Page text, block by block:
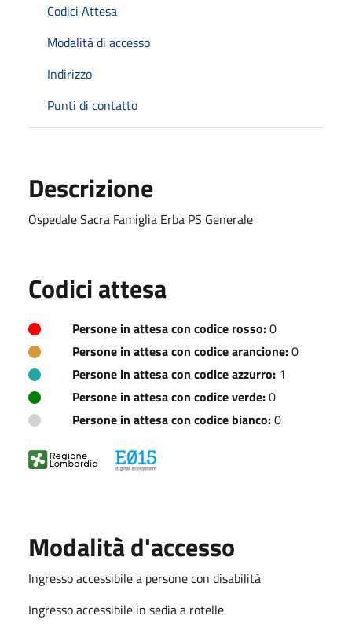
Codici Attesa
Modalità di accesso
Indirizzo
Punti di contatto
Descrizione
Ospedale Sacra Famiglia Erba PS Generale
Codici attesa
Persone in attesa con codice rosso:0
Persone in attesa con codice arancione:0
Persone in attesa con codice azzurro: 1
Persone in attesa con codice verde:0
Persone in attesa con codice bianco:0
Modalità d'accesso
Ingresso accessibile a persone con disabilità
Ingresso accessibile in sedia a rotelle